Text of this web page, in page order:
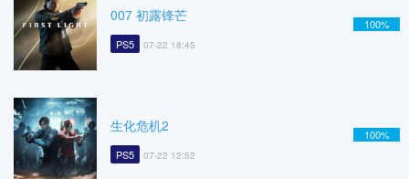
007 初露锋芒
PS5 07-22 18:45
100%
生化危机2
PS5 07-22 12:52
100%